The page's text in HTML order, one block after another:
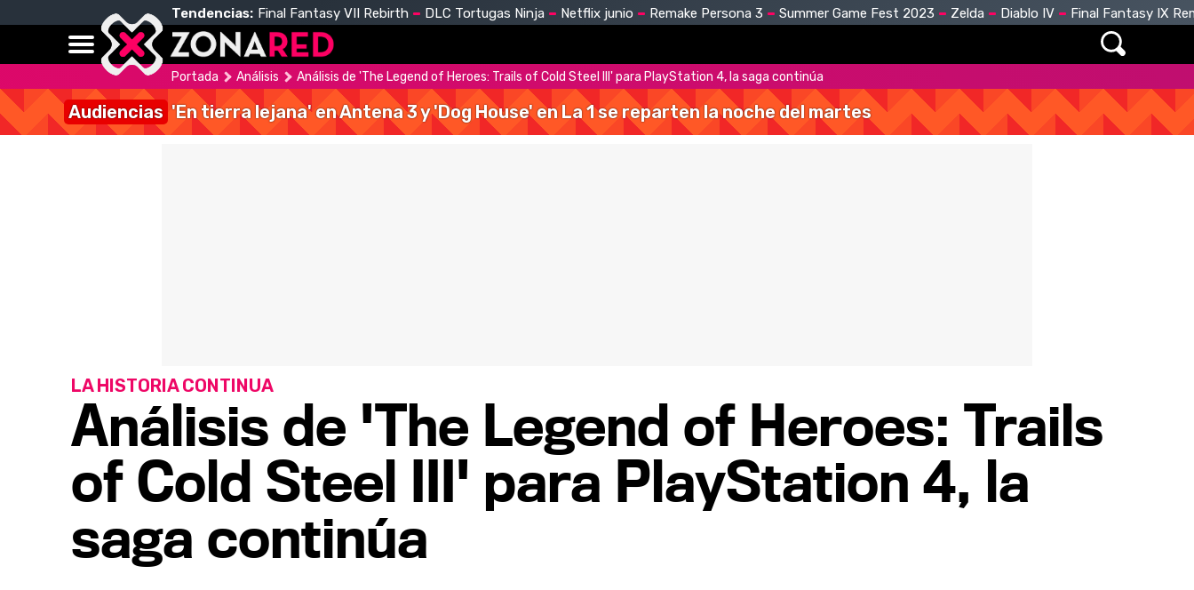
Tendencias: Final Fantasy VII Rebirth DLC Tortugas Ninja Netflix junio Remake Persona 3 Summer Game Fest 2023 Zelda Diablo IV Final Fantasy IX
Portada Análisis Análisis de 'The Legend of Heroes: Trails of Cold Steel III' para PlayStation 4, la saga continúa
Audiencias 'En tierra lejana' en Antena 3 y 'Dog House' en La 1 se reparten la noche del martes
Análisis de 'The Legend of Heroes: Trails
of Cold Steel III' para PlayStation 4, la
saga continúa
LA HISTORIA CONTINUA